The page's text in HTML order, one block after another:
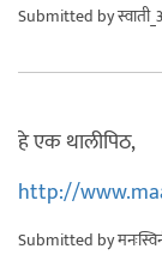
Submitted by
हे एक थालीपिठ,
http://
Submitted by